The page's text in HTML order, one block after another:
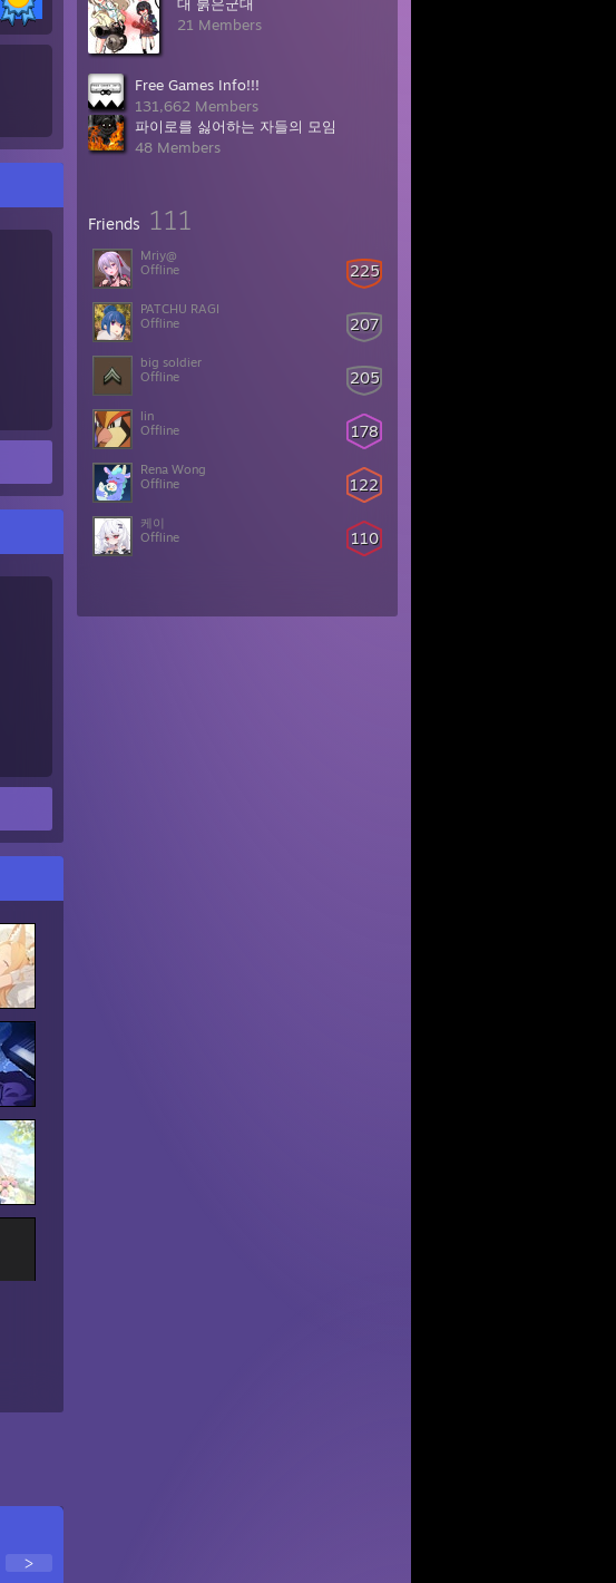
21 Members
Free Games Info!!!
131,662 Members
파이로를 싫어하는 자들의 모임
48 Members
Friends 111
225
Mriy@
Offline
207
PATCHU RAGI
Offline
205
big soldier
Offline
178
lin
Offline
122
Rena Wong
Offline
110
케이
Offline
>